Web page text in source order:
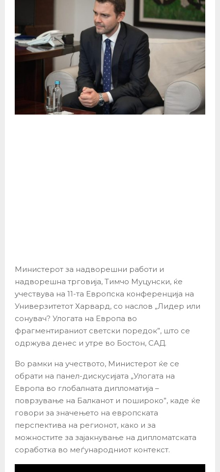
Министерот за надворешни работи и
надворешна трговија, Тимчо Муцунски, ќе
учествува на 11-та Европска конференција на
Универзитетот Харвард, со наслов „Лидер или
сонувач? Улогата на Европа во
фрагментираниот светски поредок”, што се
одржува денес и утре во Бостон, САД.
Во рамки на учеството, Mинистерот ќе се
обрати на панел-дискусијата „Улогата на
Европа во глобалната дипломатија –
поврзување на Балканот и пошироко”, каде ќе
говори за значењето на европската
перспектива на регионот, како и за
можностите за зајакнување на дипломатската
соработка во меѓународниот контекст.